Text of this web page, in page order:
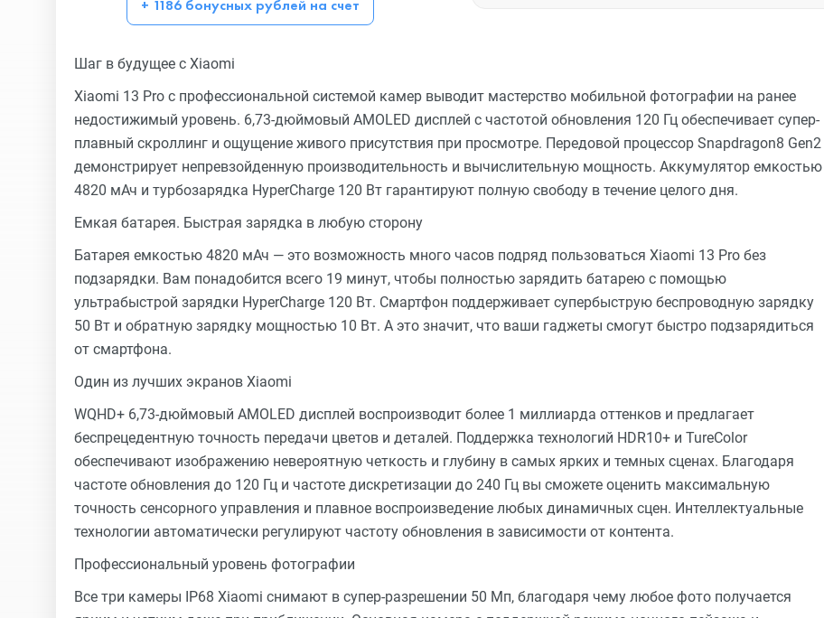
+ 1186 бонусных рублей на счет
Шаг в будущее с Xiaomi
Xiaomi 13 Pro с профессиональной системой камер выводит мастерство мобильной фотографии на ранее
недостижимый уровень. 6,73-дюймовый AMOLED дисплей с частотой обновления 120 Гц обеспечивает супер-
плавный скроллинг и ощущение живого присутствия при просмотре. Передовой процессор Snapdragon8 Gen2
демонстрирует непревзойденную производительность и вычислительную мощность. Аккумулятор емкостью
4820 мАч и турбозарядка HyperCharge 120 Вт гарантируют полную свободу в течение целого дня.
Емкая батарея. Быстрая зарядка в любую сторону
Батарея емкостью 4820 мАч — это возможность много часов подряд пользоваться Xiaomi 13 Pro без
подзарядки. Вам понадобится всего 19 минут, чтобы полностью зарядить батарею с помощью
ультрабыстрой зарядки HyperCharge 120 Вт. Смартфон поддерживает супербыструю беспроводную зарядку
50 Вт и обратную зарядку мощностью 10 Вт. А это значит, что ваши гаджеты смогут быстро подзарядиться
от смартфона.
Один из лучших экранов Xiaomi
WQHD+ 6,73-дюймовый AMOLED дисплей воспроизводит более 1 миллиарда оттенков и предлагает
беспрецедентную точность передачи цветов и деталей. Поддержка технологий HDR10+ и TureColor
обеспечивают изображению невероятную четкость и глубину в самых ярких и темных сценах. Благодаря
частоте обновления до 120 Гц и частоте дискретизации до 240 Гц вы сможете оценить максимальную
точность сенсорного управления и плавное воспроизведение любых динамичных сцен. Интеллектуальные
технологии автоматически регулируют частоту обновления в зависимости от контента.
Профессиональный уровень фотографии
Все три камеры IP68 Xiaomi снимают в супер-разрешении 50 Мп, благодаря чему любое фото получается